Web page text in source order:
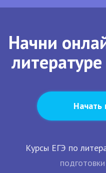
Начни
Начать
Курсы ЕГЭ по